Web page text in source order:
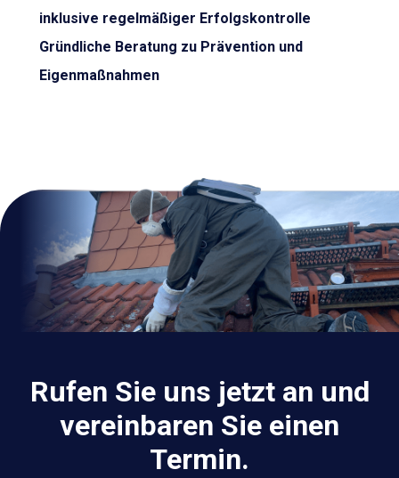
inklusive regelmäßiger Erfolgskontrolle
Gründliche Beratung zu Prävention und
Eigenmaßnahmen
Rufen Sie uns jetzt an und
vereinbaren Sie einen
Termin.